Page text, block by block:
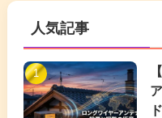
(16)
(7)
(5)
(4)
(1)
人気記事